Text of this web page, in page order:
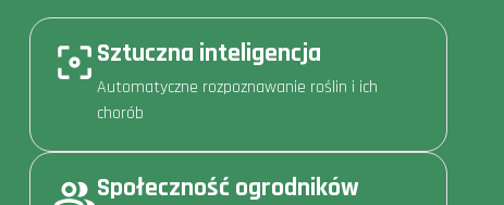
Sztuczna inteligencja
Automatyczne rozpoznawanie roślin i ich
chorób
Społeczność ogrodników